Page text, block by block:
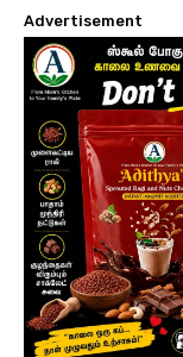
Advertisement